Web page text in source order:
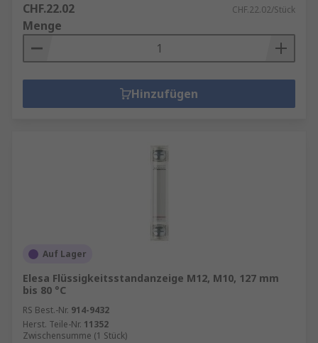
CHF.22.02 CHF.22.02/Stück
Menge
Hinzufügen
Auf Lager
Elesa Flüssigkeitsstandanzeige M12, M10, 127 mm
bis 80 °C
RS Best.-Nr. 914-9432
Herst. Teile-Nr. 11352
Zwischensumme (1 Stück)